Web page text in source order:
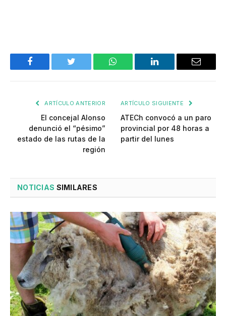
Facebook Twitter WhatsApp LinkedIn Email
ARTÍCULO ANTERIOR
El concejal Alonso
denunció el “pésimo”
estado de las rutas de la
región
ARTÍCULO SIGUIENTE
ATECh convocó a un paro
provincial por 48 horas a
partir del lunes
NOTICIAS SIMILARES